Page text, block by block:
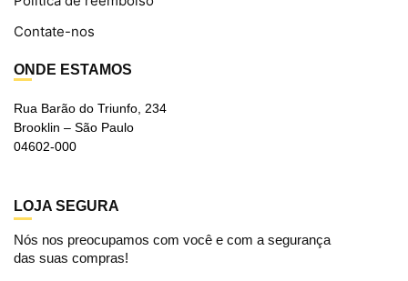
Contate-nos
ONDE ESTAMOS
Rua Barão do Triunfo, 234
Brooklin – São Paulo
04602-000
LOJA SEGURA
Nós nos preocupamos com você e com a segurança
das suas compras!